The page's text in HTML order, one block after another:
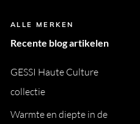
ALLE MERKEN
Recente blog artikelen
GESSI Haute Culture
collectie
Warmte en diepte in de